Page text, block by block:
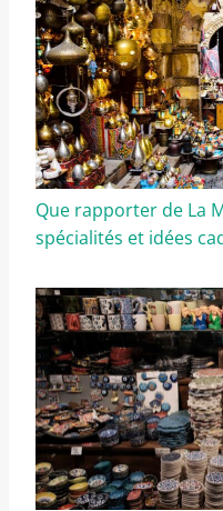
Que rapporter de La
spécialités et idées